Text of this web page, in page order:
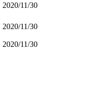
2020/11/30
2020/11/30
2020/11/30